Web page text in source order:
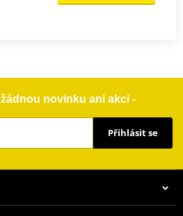
novinku ani akci -
Přihlásit se